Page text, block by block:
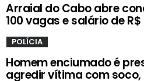
Arraial do Cabo abre
100 vagas e salário de R$
POLÍCIA
Homem enciumado é
agredir vítima com